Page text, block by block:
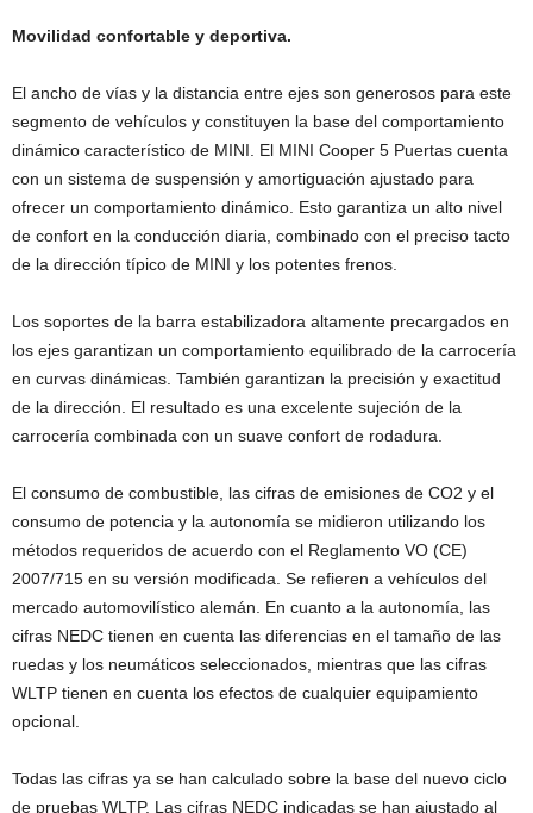
Movilidad confortable y deportiva.
El ancho de vías y la distancia entre ejes son generosos para este
segmento de vehículos y constituyen la base del comportamiento
dinámico característico de MINI. El MINI Cooper 5 Puertas cuenta
con un sistema de suspensión y amortiguación ajustado para
ofrecer un comportamiento dinámico. Esto garantiza un alto nivel
de confort en la conducción diaria, combinado con el preciso tacto
de la dirección típico de MINI y los potentes frenos.
Los soportes de la barra estabilizadora altamente precargados en
los ejes garantizan un comportamiento equilibrado de la carrocería
en curvas dinámicas. También garantizan la precisión y exactitud
de la dirección. El resultado es una excelente sujeción de la
carrocería combinada con un suave confort de rodadura.
El consumo de combustible, las cifras de emisiones de CO2 y el
consumo de potencia y la autonomía se midieron utilizando los
métodos requeridos de acuerdo con el Reglamento VO (CE)
2007/715 en su versión modificada. Se refieren a vehículos del
mercado automovilístico alemán. En cuanto a la autonomía, las
cifras NEDC tienen en cuenta las diferencias en el tamaño de las
ruedas y los neumáticos seleccionados, mientras que las cifras
WLTP tienen en cuenta los efectos de cualquier equipamiento
opcional.
Todas las cifras ya se han calculado sobre la base del nuevo ciclo
de pruebas WLTP. Las cifras NEDC indicadas se han ajustado al